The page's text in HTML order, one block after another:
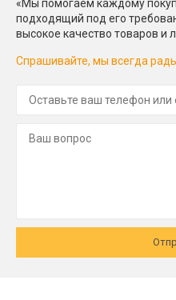
«Мы помогаем каждому
подходящий под его
высокое качество товаров и
Спрашивайте, мы всегда